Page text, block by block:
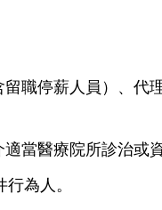
職停薪人員）、
當醫療院所診治或
為人。